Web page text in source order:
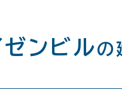
ゼンビルの